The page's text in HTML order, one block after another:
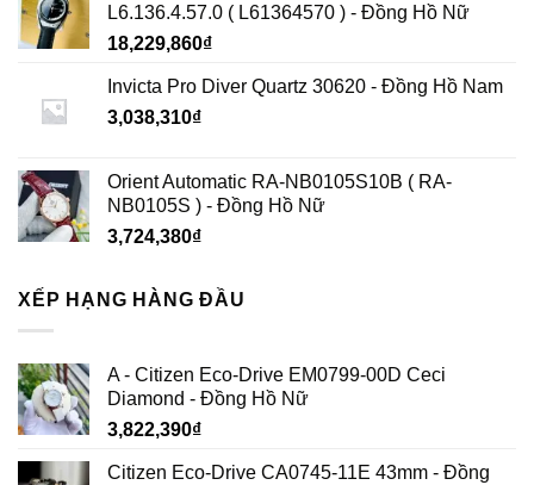
L6.136.4.57.0 ( L61364570 ) - Đồng Hồ Nữ
18,229,860₫
Invicta Pro Diver Quartz 30620 - Đồng Hồ Nam
3,038,310₫
Orient Automatic RA-NB0105S10B ( RA-
NB0105S ) - Đồng Hồ Nữ
3,724,380₫
XẾP HẠNG HÀNG ĐẦU
A - Citizen Eco-Drive EM0799-00D Ceci
Diamond - Đồng Hồ Nữ
3,822,390₫
Citizen Eco-Drive CA0745-11E 43mm - Đồng